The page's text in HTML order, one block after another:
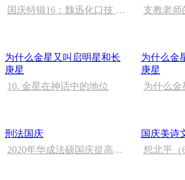
国庆特辑16：魏迅化口技 二
支教老师
为什么金星又叫启明星和长
庚星
10. 金星在神话中的地位
为什么金
庚星
为什么金
刑法国庆
2020年华成法硕国庆提高班
国庆美诗
想北平（6